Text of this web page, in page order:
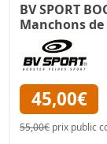
BV SPORT
Manchons
45,00€
55,00€ prix public